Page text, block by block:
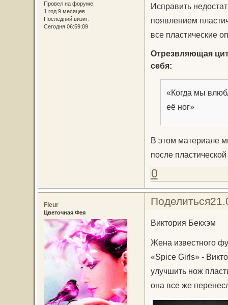
Провел на форуме:
1 год 9 месяцев
Последний визит:
Сегодня 06:59:09
Исправить
появлением
все пластические
Отрезвляющая
себя:
«Когда мы
её ног»
В этом материале
после
0
Поделиться
Fleur
Цветочная Фея
Виктория Бекхэм
Жена известного
«Spice Girls» -
улучшить нож
она все же